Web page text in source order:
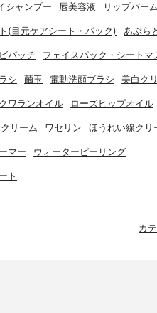
シャンプー 唇美容液 リップバーム
(目元ケアシート・パック) あぶら
パッチ フェイスパック・シートマ
シ 繭玉 電動洗顔ブラシ 美白ク
ワランオイル ローズヒップオイル
リーム ワセリン ほうれい線クリ
マー ウォーターピーリング
ト
カ